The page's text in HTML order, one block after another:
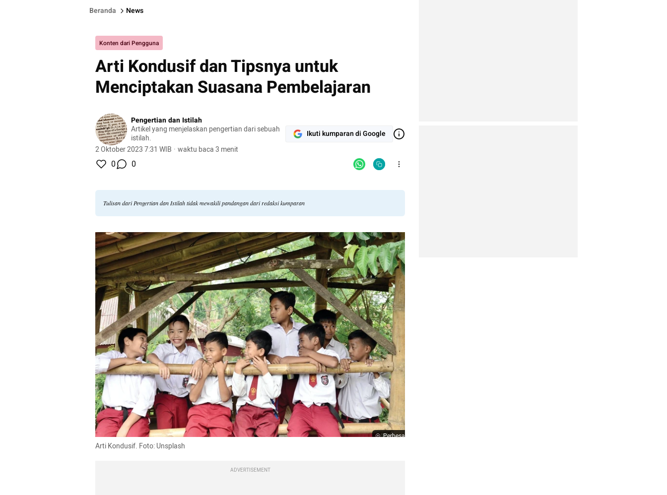
Beranda News
Konten dari Pengguna
Arti Kondusif dan Tipsnya untuk
Menciptakan Suasana Pembelajaran
Pengertian dan Istilah
Artikel yang menjelaskan pengertian dari sebuah
istilah.
2 Oktober 2023 7:31 WIB · waktu baca 3 menit
Ikuti kumparan di Google
0 0
Tulisan dari Pengertian dan Istilah tidak mewakili pandangan dari redaksi kumparan
Perbesar
Arti Kondusif. Foto: Unsplash
ADVERTISEMENT